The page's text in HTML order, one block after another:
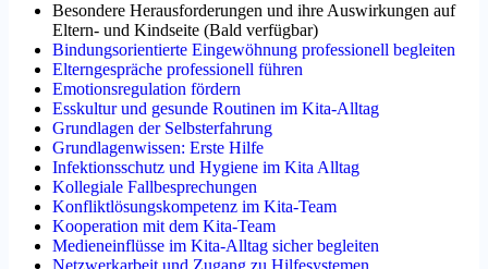
Besondere Herausforderungen und ihre Auswirkungen auf
Eltern- und Kindseite (Bald verfügbar)
Bindungsorientierte Eingewöhnung professionell begleiten
Elterngespräche professionell führen
Emotionsregulation fördern
Esskultur und gesunde Routinen im Kita-Alltag
Grundlagen der Selbsterfahrung
Grundlagenwissen: Erste Hilfe
Infektionsschutz und Hygiene im Kita Alltag
Kollegiale Fallbesprechungen
Konfliktlösungskompetenz im Kita-Team
Kooperation mit dem Kita-Team
Medieneinflüsse im Kita-Alltag sicher begleiten